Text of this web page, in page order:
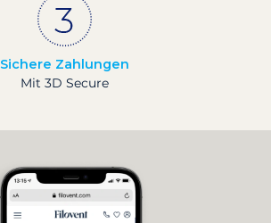
Sichere Zahlungen
Mit 3D Secure